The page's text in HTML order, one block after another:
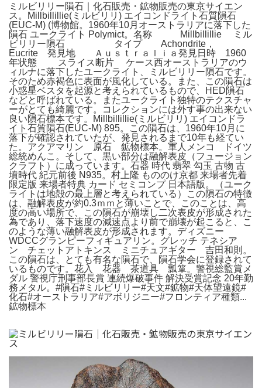
ミルビリリー隕石｜化石販売・鉱物販売の東京サイエン
ス。Millbillillie(ミルビリリ) エイコンドライト石質隕石
(EUC-M) (博物館。1960年10月オーストラリアに落下した
隕石 ユークライト Polymict。名称 Millbillillie ミル
ビリリー隕石 タイプ Achondrite，
Eucrite 発見地 Ａｕｓｔｒａｌｉａ発見日時 1960
年状態 スライス断片 ケース西オーストラリアのウ
ィルナに落下したユークライト、ミルビリリー隕石です。
そのため赤褐色に表面が風化している。また、この隕石は
小惑星ベスタを起源と考えられているもので、HED隕石
などと呼ばれている。またユークライト独特のテクスチャ
ーがとても綺麗です。コレクションには外す事の出来ない
良い隕石標本です。Millbillillie(ミルビリリ) エイコンドラ
イト石質隕石(EUC-M) 895。この隕石は、1960年10月に
落下が確認されていたが、発見されるまで10年も経てい
た。アクアマリン 原石 鉱物標本。軍人メンコ ドイツ
総統めんこ。そして、黒い部分は融解表皮（フュージョン
クラフト）に成っています。石器 時代 翡翠 勾玉 古物 古
墳時代 紀元前後 N935。村上隆 もののけ京都 来場者先着
限定版 来場者特典 カード セミコンプ 日本語版。（ユーク
ライトは地殻の最上層と考えられている）この隕石の特徴
は、融解表皮が約0.3ｍｍと薄いことで、このことは、高
度の高い場所で、この隕石が崩壊し二次表皮が形成された
為であり、落下速度の減速点より前で崩壊が起こると、こ
のような薄い融解表皮が形成されます。ディズニー
WDCCグランピーフィギュアリン。グレッチ テネシア
ン チェットアトキンス ミニチュアギター 吉田和則。
この隕石は、とても有名な隕石で、隕石学会に登録されて
いるものです。花入 花器 茶道具 瓢箪。警視総監賞メ
ダル 警視庁刑事部長賞 連続爆破事件 解決受賞記念 20年勤
務メタル。#隕石#ミルビリリー#天文#鉱物#天体望遠鏡#
化石#オーストラリア#アボリジニー#フロンティア種類...
鉱物標本